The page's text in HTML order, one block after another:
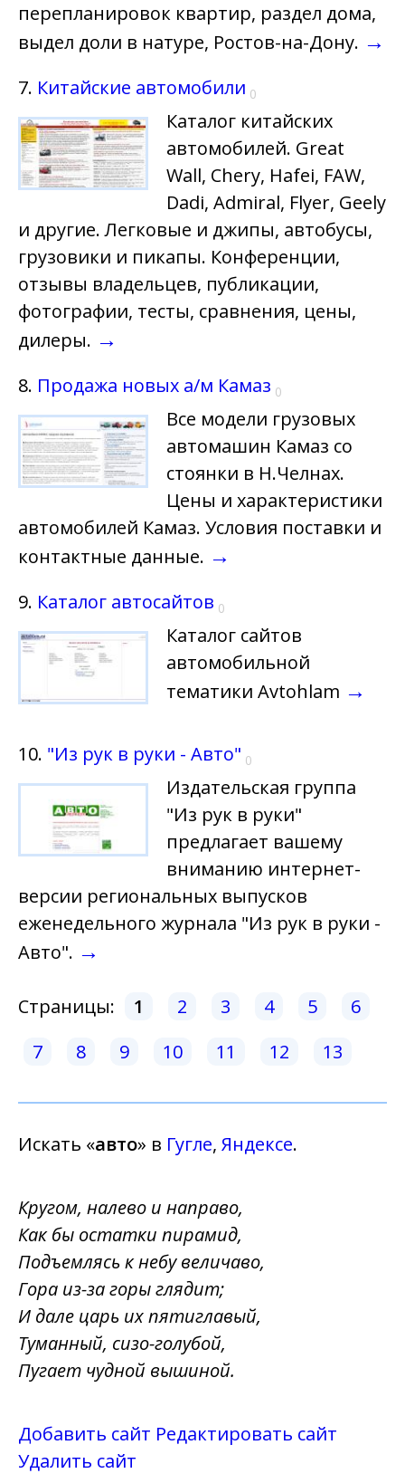
перепланировок квартир, раздел дома,
выдел доли в натуре, Ростов-на-Дону. →
7. Китайские автомобили 0
Каталог китайских
автомобилей. Great
Wall, Chery, Hafei, FAW,
Dadi, Admiral, Flyer, Geely
и другие. Легковые и джипы, автобусы,
грузовики и пикапы. Конференции,
отзывы владельцев, публикации,
фотографии, тесты, сравнения, цены,
дилеры. →
8. Продажа новых а/м Камаз 0
Все модели грузовых
автомашин Камаз со
стоянки в Н.Челнах.
Цены и характеристики
автомобилей Камаз. Условия поставки и
контактные данные. →
9. Каталог автосайтов 0
Каталог сайтов
автомобильной
тематики Avtohlam →
10. "Из рук в руки - Авто" 0
Издательская группа
"Из рук в руки"
предлагает вашему
вниманию интернет-
версии региональных выпусков
еженедельного журнала "Из рук в руки -
Авто". →
Страницы: 1 2 3 4 5
6
7
8 9 10 11 12 13
Искать «авто» в Гугле, Яндексе.
Кругом, налево и направо,
Как бы остатки пирамид,
Подъемлясь к небу величаво,
Гора из-за горы глядит;
И дале царь их пятиглавый,
Туманный, сизо-голубой,
Пугает чудной вышиной.
Добавить сайт Редактировать сайт
Удалить сайт